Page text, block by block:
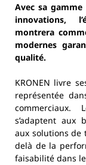
Avec sa
innovations,
montrera
modernes
qualité.
KRONEN livre
représentée
commerciaux.
s’adaptent aux
aux solutions de
delà de la
faisabilité dans